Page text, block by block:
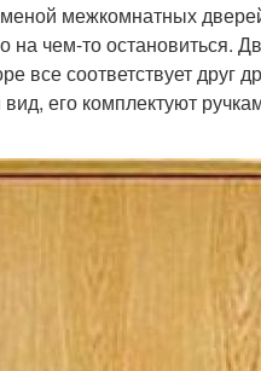
межкомнатных
на чем-то остановиться.
все соответствует друг
его комплектуют